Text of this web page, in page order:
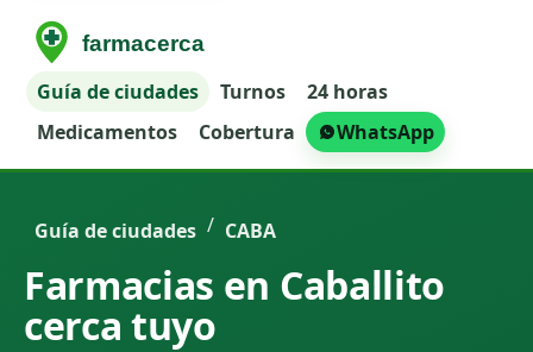
Guía de ciudades Turnos
24 horas
Medicamentos
Cobertura WhatsApp
Guía de ciudades / CABA
Farmacias en Caballito
cerca tuyo